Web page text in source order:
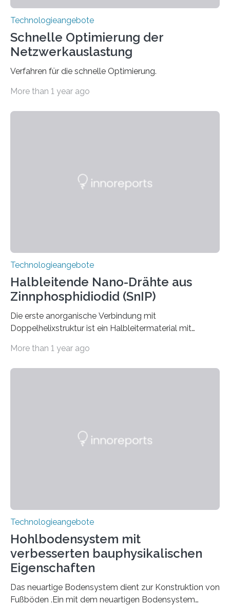
Technologieangebote
Schnelle Optimierung der
Netzwerkauslastung
Verfahren für die schnelle Optimierung.
More than 1 year ago
Technologieangebote
Halbleitende Nano-Drähte aus
Zinnphosphidiodid (SnIP)
Die erste anorganische Verbindung mit
Doppelhelixstruktur ist ein Halbleitermaterial mit
More than 1 year ago
Technologieangebote
Hohlbodensystem mit
verbesserten bauphysikalischen
Eigenschaften
Das neuartige Bodensystem dient zur Konstruktion von
Fußböden .Ein mit dem neuartigen Bodensystem